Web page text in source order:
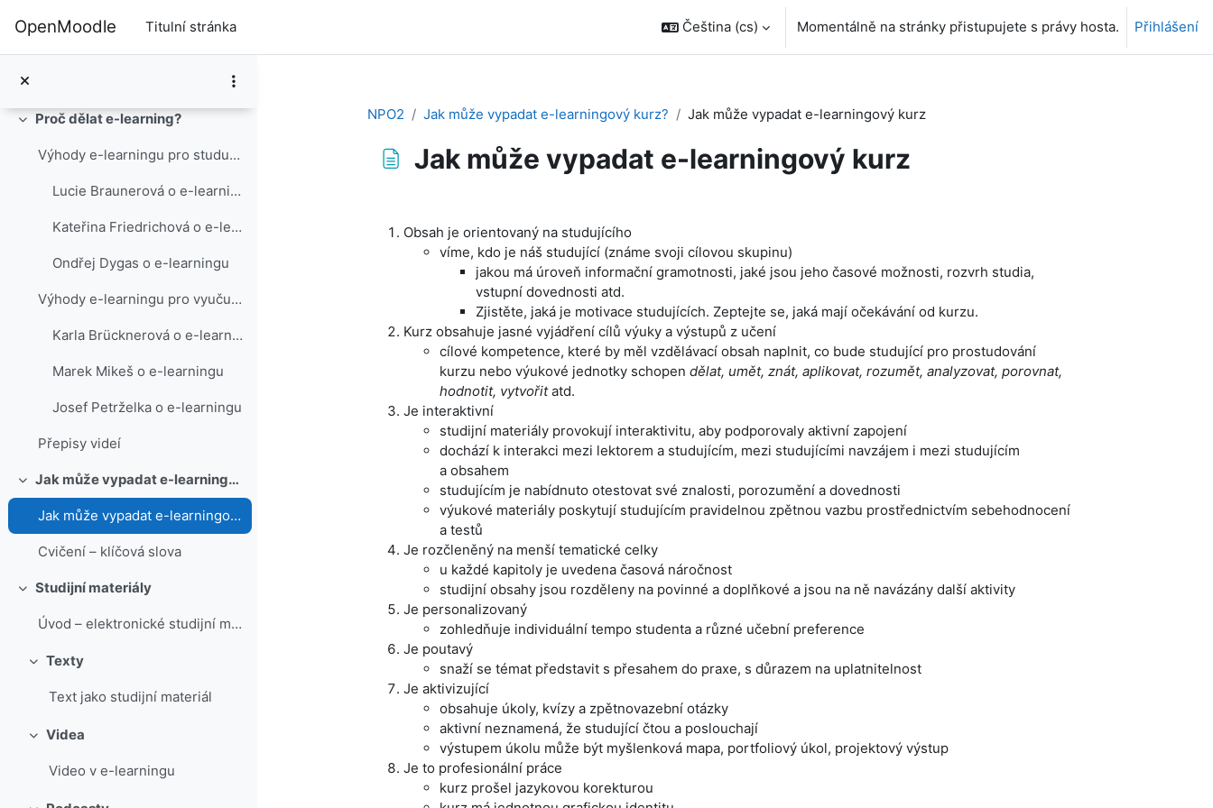
OpenMoodle Titulní stránka Čeština ‎(cs)‎ Momentálně na stránky přistupujete s právy hosta. Přihlášení
Prostor pro vaši zpětnou vazbu
Sbalit
Proč dělat e-learning​?
Výhody e-learningu pro studující
Lucie Braunerová o e-learningu
Kateřina Friedrichová o e-learningu
Ondřej Dygas o e-learningu
Výhody e-learningu pro vyučující
Karla Brücknerová o e-learningu
Marek Mikeš o e-learningu
Josef Petrželka o e-learningu
Přepisy videí
Sbalit Jak může vypadat e-learningový kurz?
Jak může vypadat e-learningový kurz
Cvičení – klíčová slova
Sbalit
Studijní materiály
Úvod – elektronické studijní materiály
Sbalit
Texty
Text jako studijní materiál
Sbalit
Videa
Video v e-learningu
NPO2 Jak může vypadat e-learningový kurz? Jak může vypadat e-learningový kurz
Jak může vypadat e-learningový kurz
Obsah je orientovaný na studujícího
víme, kdo je náš studující (známe svoji cílovou skupinu)
jakou má úroveň informační gramotnosti, jaké jsou jeho časové možnosti, rozvrh studia,
vstupní dovednosti atd.
Zjistěte, jaká je motivace studujících. Zeptejte se, jaká mají očekávání od kurzu.
Kurz obsahuje jasné vyjádření cílů výuky a výstupů z učení
cílové kompetence, které by měl vzdělávací obsah naplnit, co bude studující pro prostudování
kurzu nebo výukové jednotky schopen dělat, umět, znát, aplikovat, rozumět, analyzovat, porovnat,
hodnotit, vytvořitatd.
Je interaktivní
studijní materiály provokují interaktivitu, aby podporovaly aktivní zapojení
dochází k interakci mezi lektorem a studujícím, mezi studujícími navzájem i mezi studujícím
a obsahem
studujícím je nabídnuto otestovat své znalosti, porozumění a dovednosti
výukové materiály poskytují studujícím pravidelnou zpětnou vazbu prostřednictvím sebehodnocení
a testů
Je rozčleněný na menší tematické celky
u každé kapitoly je uvedena časová náročnost
studijní obsahy jsou rozděleny na povinné a doplňkové a jsou na ně navázány další aktivity
Je personalizovaný
zohledňuje individuální tempo studenta a různé učební preference
Je poutavý
snaží se témat představit s přesahem do praxe, s důrazem na uplatnitelnost
Je aktivizující
obsahuje úkoly, kvízy a zpětnovazební otázky
aktivní neznamená, že studující čtou a poslouchají
výstupem úkolu může být myšlenková mapa, portfoliový úkol, projektový výstup
Je to profesionální práce
kurz prošel jazykovou korekturou